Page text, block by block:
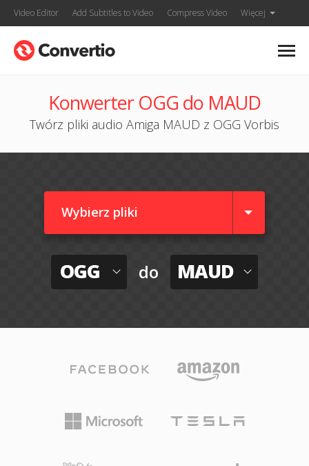
Video Editor Add Subtitles to Video Compress Video Więcej
Konwerter OGG do MAUD
Twórz pliki audio Amiga MAUD z OGG Vorbis
Wybierz pliki
OGG do MAUD